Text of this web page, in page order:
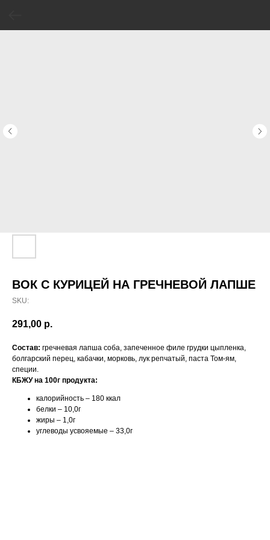
ВОК С КУРИЦЕЙ НА ГРЕЧНЕВОЙ ЛАПШЕ
SKU:
291,00 р.
Состав: гречневая лапша соба, запеченное филе грудки цыпленка,
болгарский перец, кабачки, морковь, лук репчатый, паста Том-ям,
специи.
КБЖУ на 100г продукта:
калорийность – 180 ккал
белки – 10,0г
жиры – 1,0г
углеводы усвояемые – 33,0г